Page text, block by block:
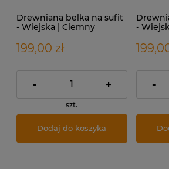
Drewniana belka na sufit
- Wiejska | Ciemny
199,00 zł
- +
szt.
Dodaj do koszyka
-
-